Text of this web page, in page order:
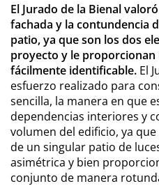
El Jurado de la Bienal
fachada y la contundencia
patio, ya que son los dos
proyecto y le proporcionan
fácilmente identificable. El
esfuerzo realizado para
sencilla, la manera en que
dependencias interiores y
volumen del edificio, ya
de un singular patio de
asimétrica y bien
conjunto de manera